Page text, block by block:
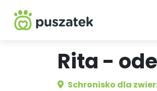
Rita -
Schronisko dla